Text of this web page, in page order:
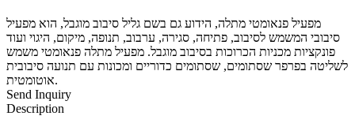
מפעיל פנאומטי מתלה, הידוע גם בשם גליל סיבוב מוגבל, הוא מפעיל
סיבובי המשמש לסיבוב, פתיחה, סגירה, ערבוב, תנופה, מיקום, היגוי ועוד
פונקציות מכניות הכרוכות בסיבוב מוגבל. מפעיל מתלה פנאומטי משמש
לשליטה בפרפר שסתומים, שסתומים כדוריים ומכונות עם תנועה סיבובית
אוטומטית.
Send Inquiry
Description